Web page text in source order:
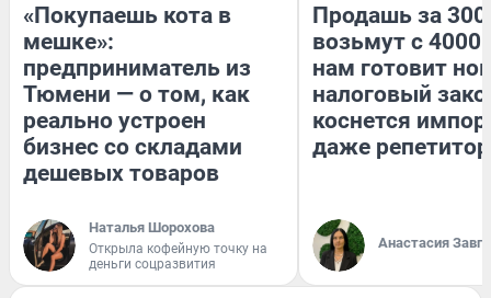
«Покупаешь кота в
мешке»:
предприниматель из
Тюмени — о том, как
реально устроен
бизнес со складами
дешевых товаров
Наталья Шорохова
Открыла кофейную точку на
деньги соцразвития
Продашь за
возьмут с
нам готовит
налоговый
коснется
даже
Анастасия